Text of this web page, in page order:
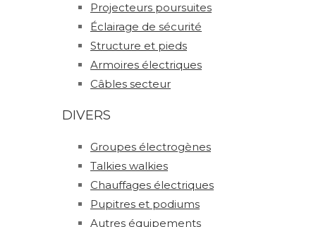
Projecteurs poursuites
Éclairage de sécurité
Structure et pieds
Armoires électriques
Câbles secteur
DIVERS
Groupes électrogènes
Talkies walkies
Chauffages électriques
Pupitres et podiums
Autres équipements